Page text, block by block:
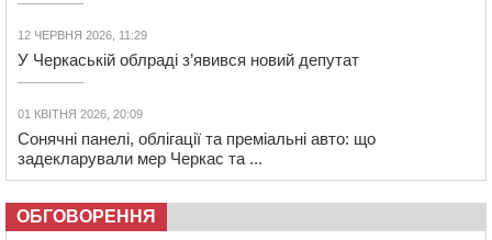
12 ЧЕРВНЯ 2026, 11:29
У Черкаській облраді з’явився новий депутат
01 КВІТНЯ 2026, 20:09
Сонячні панелі, облігації та преміальні авто: що
задекларували мер Черкас та ...
ОБГОВОРЕННЯ